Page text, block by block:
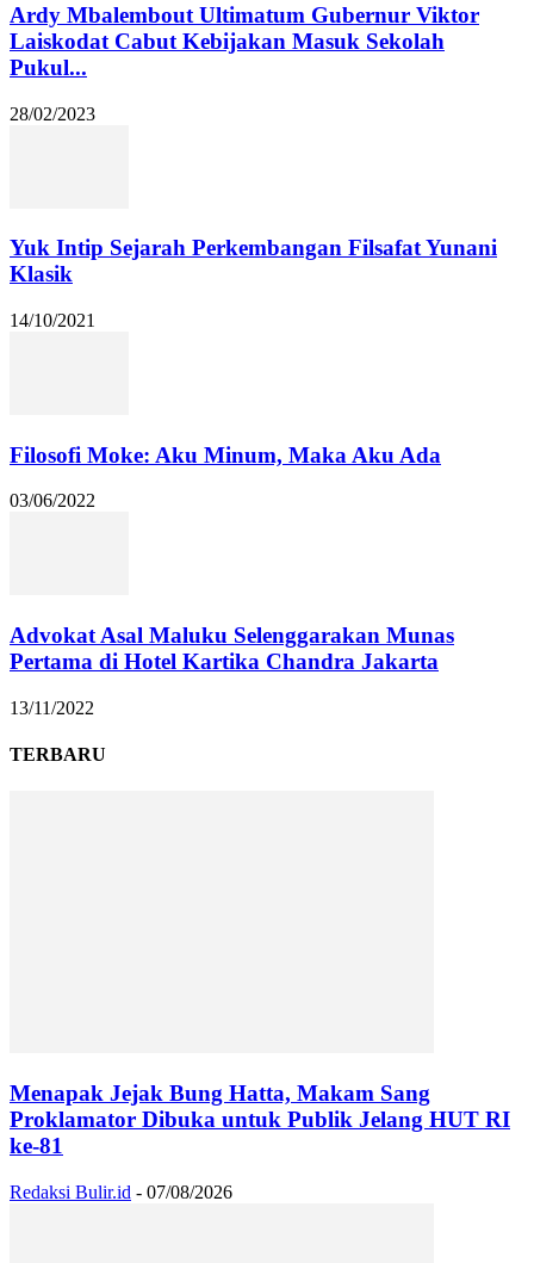
Ardy Mbalembout Ultimatum Gubernur Viktor
Laiskodat Cabut Kebijakan Masuk Sekolah
Pukul...
28/02/2023
Yuk Intip Sejarah Perkembangan Filsafat Yunani
Klasik
14/10/2021
Filosofi Moke: Aku Minum, Maka Aku Ada
03/06/2022
Advokat Asal Maluku Selenggarakan Munas
Pertama di Hotel Kartika Chandra Jakarta
13/11/2022
TERBARU
Menapak Jejak Bung Hatta, Makam Sang
Proklamator Dibuka untuk Publik Jelang HUT RI
ke-81
Redaksi Bulir.id - 07/08/2026